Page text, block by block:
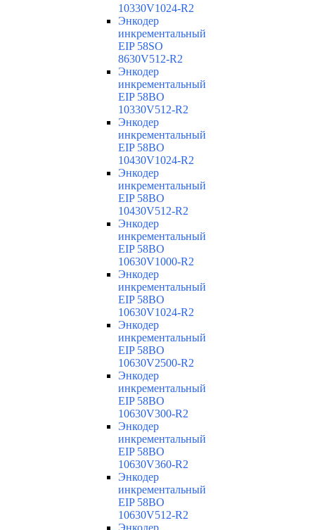
10330V1024-R2
Энкодер
инкрементальный
EIP 58SO
8630V512-R2
Энкодер
инкрементальный
EIP 58BO
10330V512-R2
Энкодер
инкрементальный
EIP 58BO
10430V1024-R2
Энкодер
инкрементальный
EIP 58BO
10430V512-R2
Энкодер
инкрементальный
EIP 58BO
10630V1000-R2
Энкодер
инкрементальный
EIP 58BO
10630V1024-R2
Энкодер
инкрементальный
EIP 58BO
10630V2500-R2
Энкодер
инкрементальный
EIP 58BO
10630V300-R2
Энкодер
инкрементальный
EIP 58BO
10630V360-R2
Энкодер
инкрементальный
EIP 58BO
10630V512-R2